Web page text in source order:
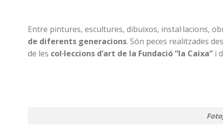
Entre pintures, escultures, dibuixos, instal·lacions,
de diferents generacions. Són peces realitzades
de les col·leccions d’art de la Fundació “la Caixa” i